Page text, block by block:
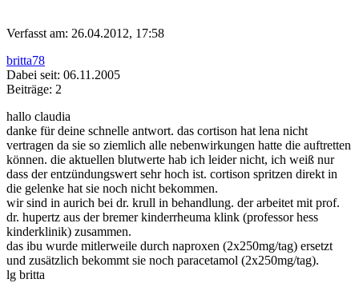
Verfasst am: 26.04.2012, 17:58
britta78
Dabei seit: 06.11.2005
Beiträge: 2
hallo claudia
danke für deine schnelle antwort. das cortison hat lena nicht
vertragen da sie so ziemlich alle nebenwirkungen hatte die auftretten
können. die aktuellen blutwerte hab ich leider nicht, ich weiß nur
dass der entzündungswert sehr hoch ist. cortison spritzen direkt in
die gelenke hat sie noch nicht bekommen.
wir sind in aurich bei dr. krull in behandlung. der arbeitet mit prof.
dr. hupertz aus der bremer kinderrheuma klink (professor hess
kinderklinik) zusammen.
das ibu wurde mitlerweile durch naproxen (2x250mg/tag) ersetzt
und zusätzlich bekommt sie noch paracetamol (2x250mg/tag).
lg britta